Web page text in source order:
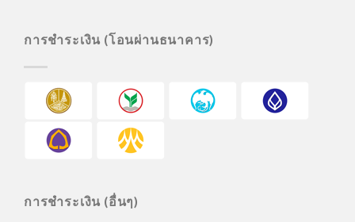
การชำระเงิน (โอนผ่านธนาคาร)
การชำระเงิน (อื่นๆ)